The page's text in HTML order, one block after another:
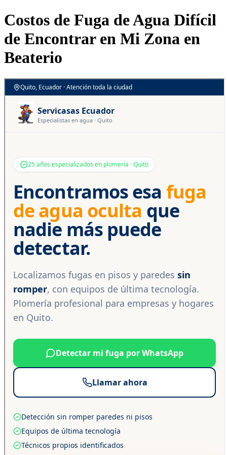
Costos de Fuga de Agua Difícil
de Encontrar en Mi Zona en
Beaterio